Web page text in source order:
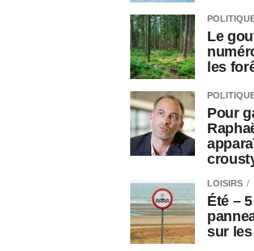
Le
les
Pour
LOISIRS
Été –
sur